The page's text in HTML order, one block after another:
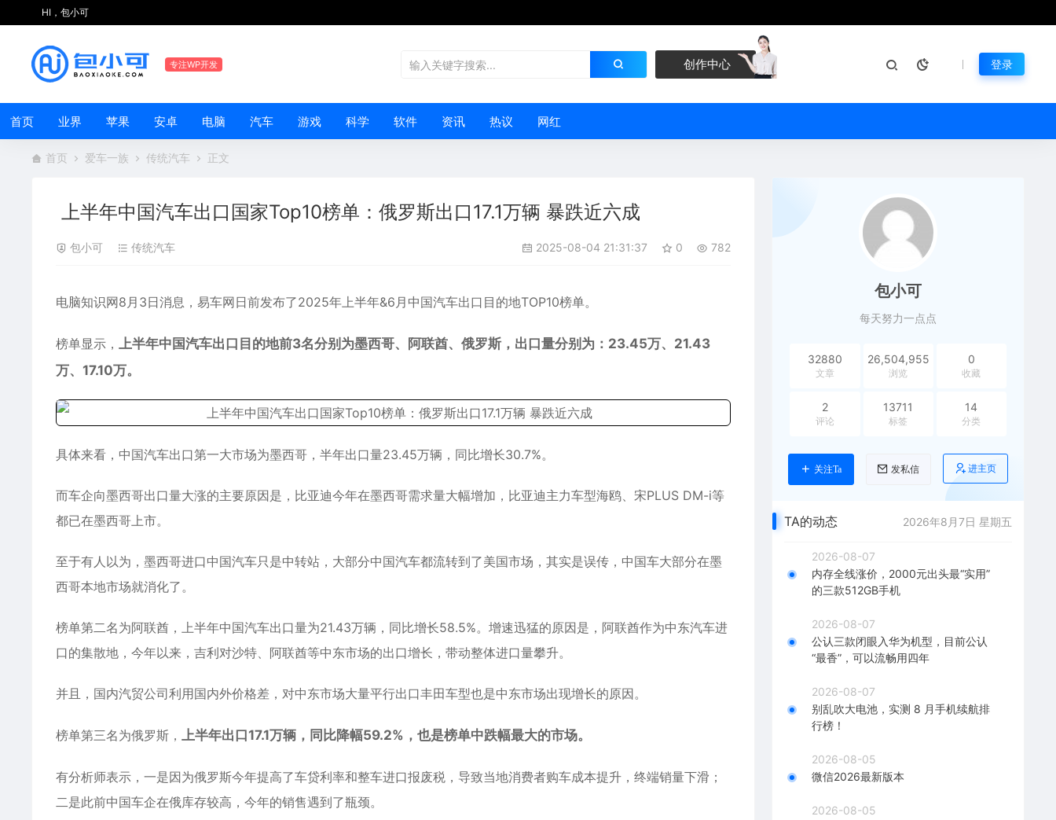
HI，包小可
专注WP开发 创作中心 登录
首页 业界 苹果 安卓 电脑 汽车 游戏 科学 软件 资讯 热议 网红
首页 爱车一族 传统汽车 正文
上半年中国汽车出口国家Top10榜单：俄罗斯出口17.1万辆 暴跌近六成
包小可 传统汽车 2025-08-04 21:31:37 0 782
电脑知识网8月3日消息，易车网日前发布了2025年上半年&6月 中国汽车出口目的地TOP10榜单。
榜单显示， 上半年中国汽车出口目的地前3名分别为墨西哥、阿联酋、俄罗斯，出口量分别为：23.45万、21.43
万、17.10万。
具体来看，中国汽车出口第一大市场为墨西哥，半年出口量23.45万辆，同比增长30.7%。
而车企向墨西哥出口量大涨的主要原因是，比亚迪今年在墨西哥需求量大幅增加，比亚迪主力车型海鸥、宋PLUS DM-i等
都已在墨西哥上市。
至于有人以为，墨西哥进口中国汽车只是中转站，大部分中国汽车都流转到了美国市场，其实是误传，中国车大部分在墨
西哥本地市场就消化了。
榜单第二名为阿联酋，上半年中国汽车出口量为21.43万辆，同比增长58.5%。增速迅猛的原因是，阿联酋作为中东汽车进
口的集散地，今年以来，吉利对沙特、阿联酋等中东市场的出口增长，带动整体进口量攀升。
并且，国内汽贸公司利用国内外价格差，对中东市场大量平行出口丰田车型也是中东市场出现增长的原因。
榜单第三名为俄罗斯， 上半年出口17.1万辆，同比降幅59.2%，也是榜单中跌幅最大的市场。
有分析师表示，一是因为俄罗斯今年提高了车贷利率和整车进口报废税，导致当地消费者购车成本提升，终端销量下滑；
二是此前中国车企在俄库存较高，今年的销售遇到了瓶颈。
包小可
每天努力一点点
32880
文章
26,504,955
浏览
0
收藏
2
评论
13711
标签
14
分类
关注Ta 发私信 进主页
TA的动态 2026年8月7日 星期五
2026-08-07
内存全线涨价，2000元出头最“实用”
的三款512GB手机
2026-08-07
公认三款闭眼入华为机型，目前公认
“最香”，可以流畅用四年
2026-08-07
别乱吹大电池，实测 8 月手机续航排
行榜！
2026-08-05
微信2026最新版本
2026-08-05